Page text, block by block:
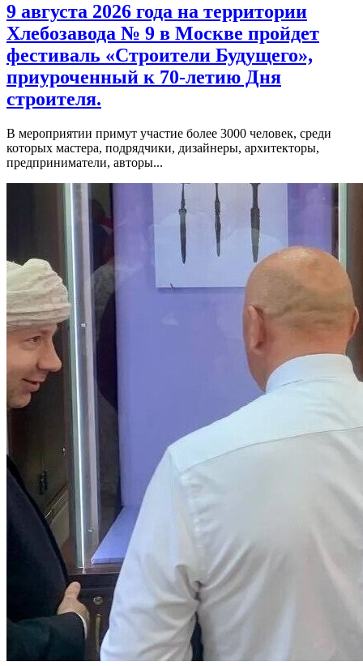
9 августа 2026 года на территории
Хлебозавода № 9 в Москве пройдет
фестиваль «Строители Будущего»,
приуроченный к 70-летию Дня
строителя.
В мероприятии примут участие более 3000 человек, среди
которых мастера, подрядчики, дизайнеры, архитекторы,
предприниматели, авторы...